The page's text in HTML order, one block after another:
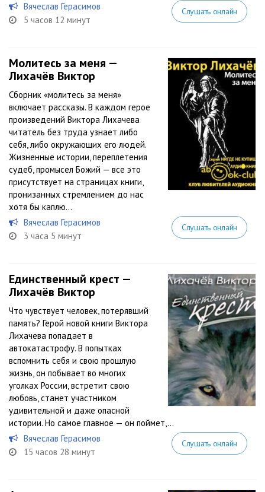
Вячеслав Герасимов
5 часов 12 минут
Слушать онлайн
Молитесь за меня —
Лихачёв Виктор
Сборник «молитесь за меня»
включает рассказы. В каждом герое
произведений Виктора Лихачева
читатель без труда узнает либо
себя, либо окружающих его людей.
Жизненные истории, переплетения
судеб, промысел Божий — все это
присутствует на страницах книги,
пронизанных стремлением до нас
хотя бы каплю...
Вячеслав Герасимов
3 часа 5 минут
Слушать онлайн
Единственный крест —
Лихачёв Виктор
Что чувствует человек, потерявший
память? Герой новой книги Виктора
Лихачева попадает в
автокатастрофу. В попытках
вспомнить себя и свою прошлую
жизнь, он побывает во многих
уголках России, встретит свою
любовь, станет участником
удивительной и даже опасной
истории. Но самое главное — он поймет,...
Вячеслав Герасимов
15 часов 28 минут
Слушать онлайн